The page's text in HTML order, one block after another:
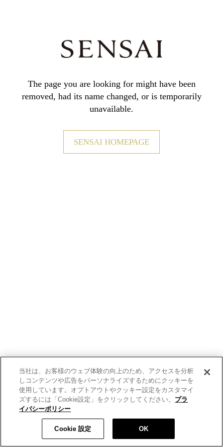
The page you are looking for might have been
removed, had its name changed, or is temporarily
unavailable.
SENSAI HOMEPAGE
当社は、お客様のウェブ体験の向上のため、アクセスを分析
しコンテンツや広告をパーソナライズするためにクッキーを
使用しています。オプトアウトやクッキー設定をカスタマイ
ズするには「Cookie設定」をクリックしてください。 プラ
イバシーポリシー
Cookie 設定 OK